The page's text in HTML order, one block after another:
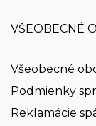
VŠEOBECNÉ
Všeobecné
Podmienky
Reklamácie